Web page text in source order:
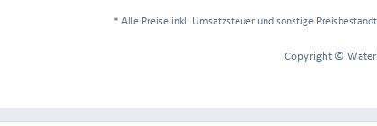
* Alle Preise inkl. Umsatzsteuer und sonstige
Copyright ©